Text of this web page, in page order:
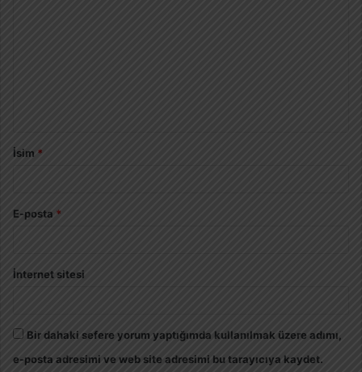
İsim *
E-posta *
İnternet sitesi
Bir dahaki sefere yorum yaptığımda kullanılmak üzere adımı,
e-posta adresimi ve web site adresimi bu tarayıcıya kaydet.